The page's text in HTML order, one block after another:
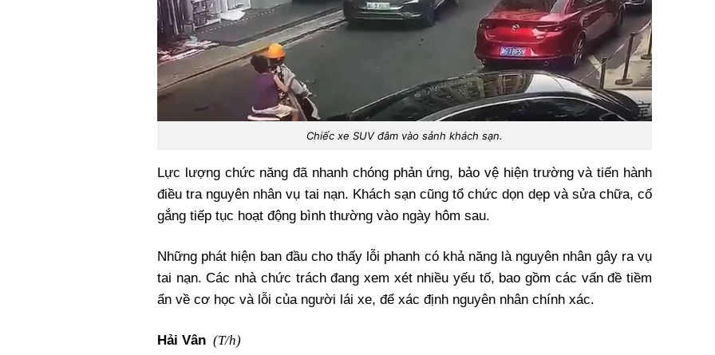
Chiếc xe SUV đâm vào sảnh khách sạn.
Lực lượng chức năng đã nhanh chóng phản ứng, bảo vệ hiện trường và tiến hành
điều tra nguyên nhân vụ tai nạn. Khách sạn cũng tổ chức dọn dẹp và sửa chữa, cố
gắng tiếp tục hoạt động bình thường vào ngày hôm sau.
Những phát hiện ban đầu cho thấy lỗi phanh có khả năng là nguyên nhân gây ra vụ
tai nạn. Các nhà chức trách đang xem xét nhiều yếu tố, bao gồm các vấn đề tiềm
ẩn về cơ học và lỗi của người lái xe, để xác định nguyên nhân chính xác.
Hải Vân (T/h)